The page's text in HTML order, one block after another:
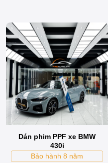
Dán phim PPF xe BMW
430i
Bảo hành 8 năm